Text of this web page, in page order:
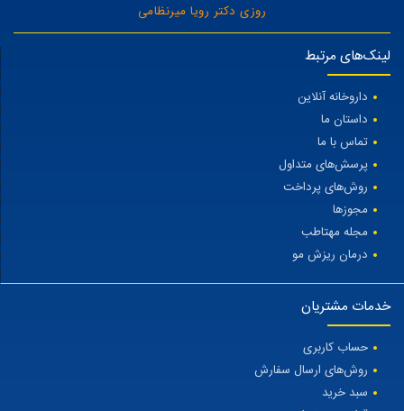
روزی دکتر رویا میرنظامی
لینک‌های مرتبط
داروخانه آنلاین
داستان ما
تماس با ما
پرسش‌های متداول
روش‌های پرداخت
مجوزها
مجله مهتاطب
درمان ریزش مو
خدمات مشتریان
حساب کاربری
روش‌های ارسال سفارش
سبد خرید